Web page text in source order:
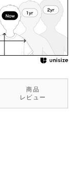
商品
レビュー